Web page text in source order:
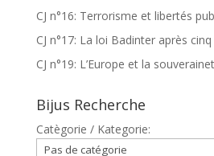
CJ n°16: Terrorisme et libertés
CJ n°17: La loi Badinter après
CJ n°19: L’Europe et la
Bijus Recherche
Catègorie / Kategorie: